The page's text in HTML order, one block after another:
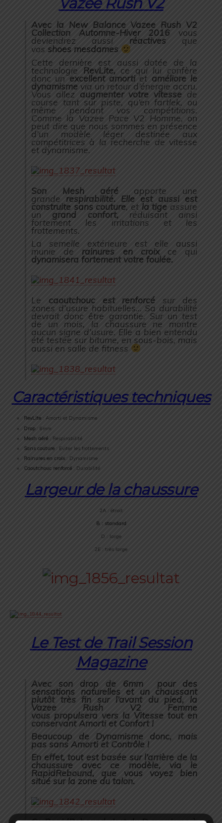
Avec la New Balance Vazee Rush V2
Collection Automne-Hiver 2016 vous
deviendrez aussi réactivesque
vos shoes mesdames
Cette dernière est aussi dotée de la
technologie RevLite,ce qui lui confère
donc unexcellent amorti et améliore le
dynamisme via un retour d’énergie accru.
Vous allez augmenter votre vitesse de
course tant sur piste, qu’en fartlek, ou
même pendant vos compétitions.
Comme la Vazee Pace V2 Homme, on
peut dire que nous sommes en présence
d’un modèle léger destinée aux
compétitrices à la recherche de vitesse
et dynamisme.
Son Mesh aéréapporte une
grande respirabilité. Elle est aussi est
construite sans couture, et la tige assure
un grand confort, réduisant ainsi
fortement les irritations et les
frottements.
La semelle extérieure est elle aussi
munie de rainures en croixce qui
dynamisera fortement votre foulée.
Le caoutchouc est renforcé sur des
zones d’usure habituelles… Sa durabilité
devrait donc être garantie. Sur un test
de un mois, la chaussure ne montre
aucun signe d’usure. Elle a bien entendu
été testée sur bitume, en sous-bois, mais
aussi en salle de fitness
Caractéristiques techniques
RevLite : Amorti et Dynamisme
Drop : 6mm
Mesh aéré : Respirabilité
Sans couture : Eviter les frottements
Rainures en croix: Dynamisme
Caoutchouc renforcé : Durabilité
Largeur de la chaussure
2A : étroit
B : standard
D : large
2E : très large
Le Test de Trail Session
Magazine
Avec son drop de 6mm pour des
sensations naturelles et un chaussant
plutôt très fin sur l’avant du pied, la
Vazee Rush V2 Femme
vous propulsera vers la Vitesse tout en
conservant Amorti et Confort !
Beaucoup de Dynamisme donc, mais
pas sans Amorti et Contrôle !
En effet, tout est basée sur l’arrière de la
chaussure avec ce modèle, via le
RapidRebound, que vous voyez bien
situé sur la zone du talon.